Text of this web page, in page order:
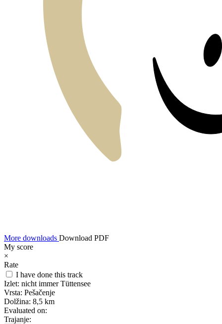
More downloads Download PDF
My score
×
Rate
I have done this track
Izlet: nicht immer Tüttensee
Vrsta: Pešačenje
Dolžina: 8,5 km
Evaluated on:
Trajanje: